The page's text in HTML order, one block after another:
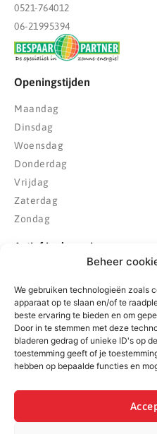
Beheer
We gebruiken technologieën zoals
apparaat op te slaan en/of te
beste ervaring te bieden en om
Door in te stemmen met deze
bladeren gedrag of unieke ID's op
toestemming geeft of je
hebben op bepaalde functies en
0521-764012
06-21995394
Openingstijden
Maandag
Dinsdag
Woensdag
Donderdag
Vrijdag
Zaterdag
Zondag
Actief in de regio
Gemeente Hoogeveen
Gemeente Meppel
Gemeente Midden-Drenthe
Gemeente Noordenveld
Gemeente Noordoostpolder
Gemeente Weststellingwerf